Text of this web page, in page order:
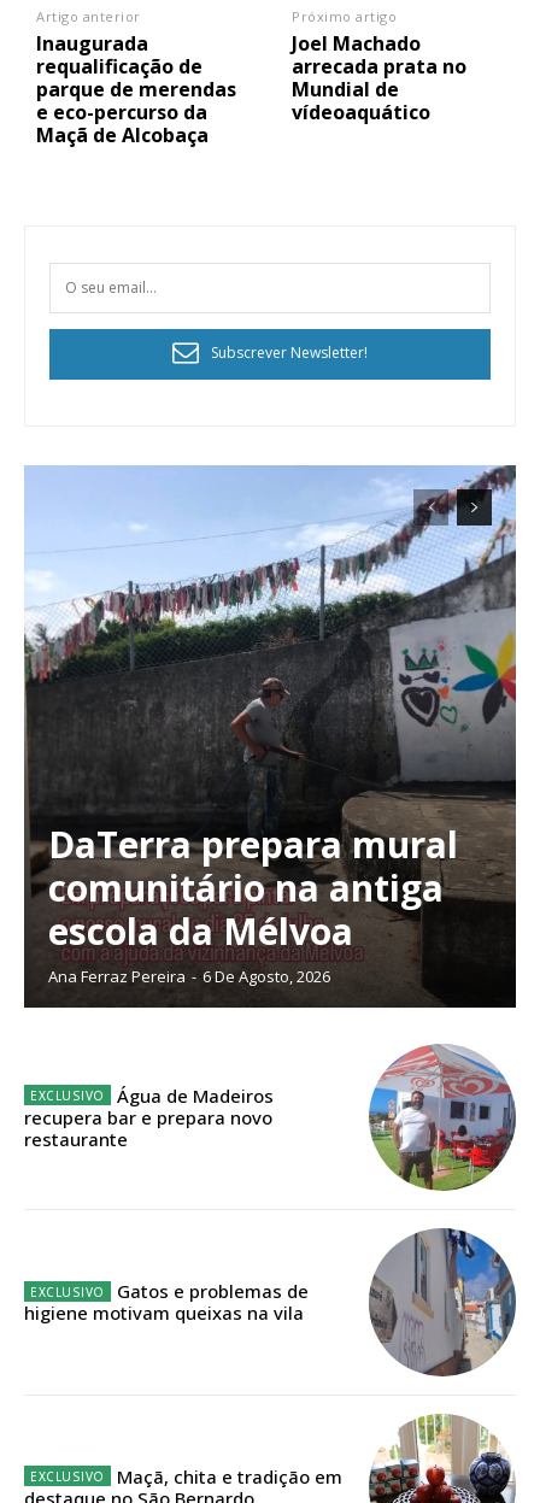
Planos de Assinatura
Faça-se assinante do Região de Cister e ajude-nos a manter este serviço
público!
Sendo assinante terá acesso a todos os conteúdos exclusivos e versões
Escolha o plano de assinatura desejado:
ASSINATURA
12 meses
Artigo anterior
Inaugurada
requalificação de
parque de merendas
e eco-percurso da
Maçã de Alcobaça
Próximo artigo
Joel Machado
arrecada prata no
Mundial de
vídeoaquático
Subscrever Newsletter!
DaTerra prepara mural
comunitário na antiga
escola da Mélvoa
Ana Ferraz Pereira - 6 De Agosto, 2026
Água de Madeiros
recupera bar e prepara novo
restaurante
Gatos e problemas de
higiene motivam queixas na vila
Maçã, chita e tradição em
destaque no São Bernardo